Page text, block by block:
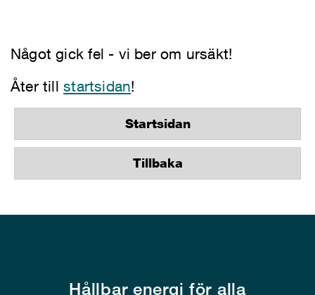
Något gick fel - vi ber om ursäkt!
Åter tillstartsidan!
Startsidan
Tillbaka
Hållbar energi för alla